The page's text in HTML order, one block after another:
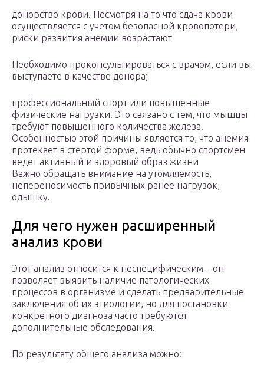
донорство крови. Несмотря на то что сдача крови
осуществляется с учетом безопасной кровопотери,
риски развития анемии возрастают
Необходимо проконсультироваться с врачом, если вы
выступаете в качестве донора;
профессиональный спорт или повышенные
физические нагрузки. Это связано с тем, что мышцы
требуют повышенного количества железа.
Особенностью этой причины является то, что анемия
протекает в стертой форме, ведь обычно спортсмен
ведет активный и здоровый образ жизни
Важно обращать внимание на утомляемость,
непереносимость привычных ранее нагрузок,
одышку.
Для чего нужен расширенный
анализ крови
Этот анализ относится к неспецифическим – он
позволяет выявить наличие патологических
процессов в организме и сделать предварительные
заключения об их этиологии, но для постановки
конкретного диагноза часто требуются
дополнительные обследования.
По результату общего анализа можно: